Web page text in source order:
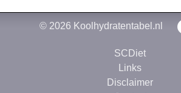
© 2026 Koolhydratentabel.nl
SCDiet
Links
Disclaimer